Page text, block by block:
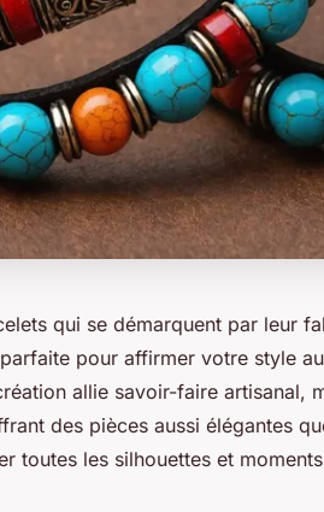
qui se démarquent par leur
pour affirmer votre style
allie savoir-faire artisanal,
des pièces aussi élégantes
toutes les silhouettes et